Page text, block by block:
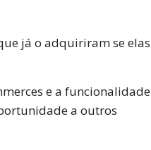
já o adquiriram se elas
e a
a outros